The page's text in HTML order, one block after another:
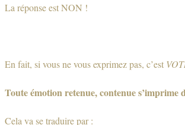
La réponse est NON !
En fait, si vous ne vous exprimez pas, c’est
Toute émotion retenue, contenue s’imprime
Cela va se traduire par :